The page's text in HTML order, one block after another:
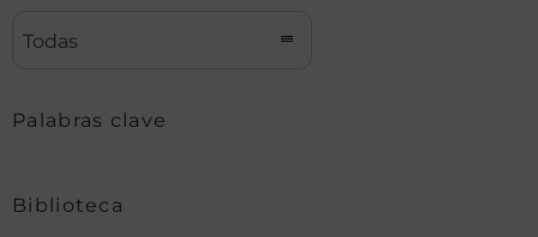
Todas
Palabras clave
Biblioteca